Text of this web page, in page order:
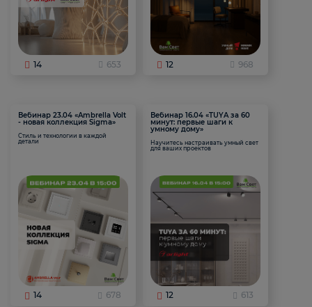
14 653 12 968
Вебинар 23.04 «Ambrella Volt
- новая коллекция Sigma»
Стиль и технологии в каждой
детали
14 678
Вебинар 16.04 «TUYA за 60
минут: первые шаги к
умному дому»
Научитесь настраивать умный свет
для ваших проектов
12 613